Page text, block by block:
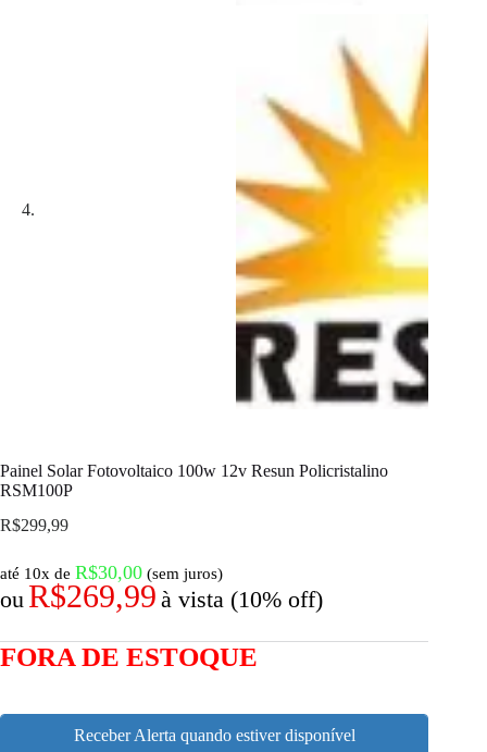
Painel Solar Fotovoltaico 100w 12v Resun Policristalino
RSM100P
R$299,99
até 10x de R$30,00 (sem juros)
ouR$269,99 à vista (10% off)
FORA DE ESTOQUE
Receber Alerta quando estiver disponível